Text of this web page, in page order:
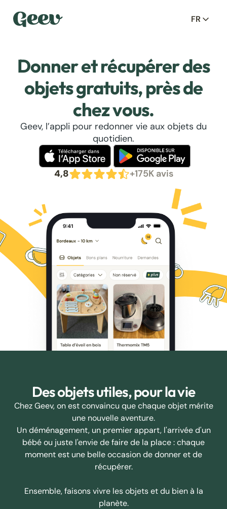
FR
Donner et récupérer des
objets gratuits, près de
chez vous.
Geev, l’appli pour redonner vie aux objets du
quotidien.
4,8 +175K avis
Des objets utiles, pour la vie
Chez Geev, on est convaincu que chaque objet mérite
une nouvelle aventure.
Un déménagement, un premier appart, l'arrivée d'un
bébé ou juste l'envie de faire de la place : chaque
moment est une belle occasion de donner et de
récupérer.
Ensemble, faisons vivre les objets et du bien à la
planète.